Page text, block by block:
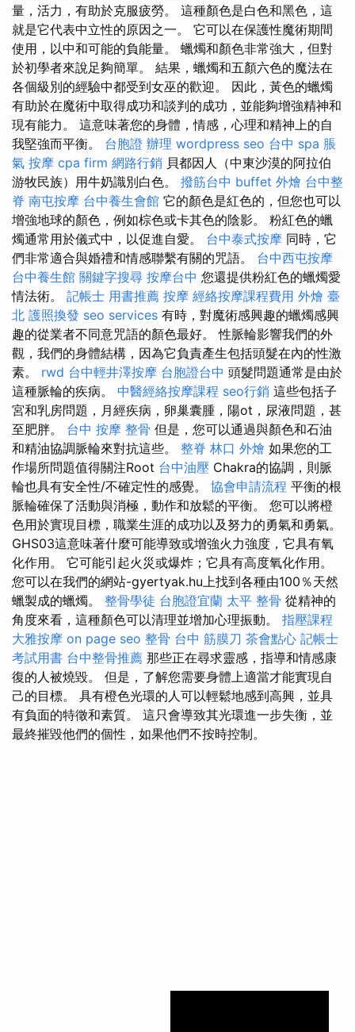
量，活力，有助於克服疲勞。 這種顏色是白色和黑色，這
就是它代表中立性的原因之一。 它可以在保護性魔術期間
使用，以中和可能的負能量。 蠟燭和顏色非常強大，但對
於初學者來說足夠簡單。 結果，蠟燭和五顏六色的魔法在
各個級別的經驗中都受到女巫的歡迎。 因此，黃色的蠟燭
有助於在魔術中取得成功和談判的成功，並能夠增強精神和
現有能力。 這意味著您的身體，情感，心理和精神上的自
我堅強而平衡。 台胞證 辦理 wordpress seo 台中 spa 脹
氣 按摩 cpa firm 網路行銷 貝都因人（中東沙漠的阿拉伯
游牧民族）用牛奶識別白色。 撥筋台中 buffet 外燴 台中整
脊 南屯按摩 台中養生會館 它的顏色是紅色的，但您也可以
增強地球的顏色，例如棕色或卡其色的陰影。 粉紅色的蠟
燭通常用於儀式中，以促進自愛。 台中泰式按摩 同時，它
們非常適合與婚禮和情感聯繫有關的咒語。 台中西屯按摩
台中養生館 關鍵字搜尋 按摩台中 您還提供粉紅色的蠟燭愛
情法術。 記帳士 用書推薦 按摩 經絡按摩課程費用 外燴 臺
北 護照換發 seo services 有時，對魔術感興趣的蠟燭感興
趣的從業者不同意咒語的顏色最好。 性脈輪影響我們的外
觀，我們的身體結構，因為它負責產生包括頭髮在內的性激
素。 rwd 台中輕井澤按摩 台胞證台中 頭髮問題通常是由於
這種脈輪的疾病。 中醫經絡按摩課程 seo行銷 這些包括子
宮和乳房問題，月經疾病，卵巢囊腫，陽ot，尿液問題，甚
至肥胖。 台中 按摩 整骨 但是，您可以通過與顏色和石油
和精油協調脈輪來對抗這些。 整脊 林口 外燴 如果您的工
作場所問題值得關注Root 台中油壓 Chakra的協調，則脈
輪也具有安全性/不確定性的感覺。 協會申請流程 平衡的根
脈輪確保了活動與消極，動作和放鬆的平衡。 您可以將橙
色用於實現目標，職業生涯的成功以及努力的勇氣和勇氣。
GHS03這意味著什麼可能導致或增強火力強度，它具有氧
化作用。 它可能引起火災或爆炸；它具有高度氧化作用。
您可以在我們的網站-gyertyak.hu上找到各種由100％天然
蠟製成的蠟燭。 整骨學徒 台胞證宜蘭 太平 整骨 從精神的
角度來看，這種顏色可以清理並增加心理振動。 指壓課程
大雅按摩 on page seo 整骨 台中 筋膜刀 茶會點心 記帳士
考試用書 台中整骨推薦 那些正在尋求靈感，指導和情感康
復的人被燒毀。 但是，了解您需要身體上適當才能實現自
己的目標。 具有橙色光環的人可以輕鬆地感到高興，並具
有負面的特徵和素質。 這只會導致其光環進一步失衡，並
最終摧毀他們的個性，如果他們不按時控制。